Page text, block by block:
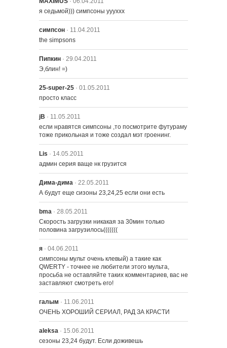
2122 – Убийца по соседству
2101 – Гомер-громила
2104 – Дом Ужасов ХХ
я седьмой))) симпсоны уууххх
симпсон · 11.04.2011
the simpsons
Пипкин · 29.04.2011
Э,блин! =)
25-super-25 · 01.05.2011
просто класс
jB · 11.05.2011
если нравятся симпсоны ,то посмотрите футураму
тоже прикольная и тоже создал мэт гроенинг.
Lis · 14.05.2011
админ серия ваще нк грузится
Дима-дима · 22.05.2011
А будут еще сизоны 23,24,25 если они есть
bma · 28.05.2011
Скорость загрузки никакая за 30мин только
половина загрузилось(((((((
я · 04.06.2011
симпсоны мульт очень клевый) а такие как
QWERTY - точнее не любители этого мульта,
просьба не оставляйте таких комментариев, вас не
заставляют смотреть его!
галым · 11.06.2011
ОЧЕНЬ ХОРОШИЙ СЕРИАЛ, РАД ЗА КРАСТИ
aleksa · 15.06.2011
сезоны 23,24 будут. Если доживешь